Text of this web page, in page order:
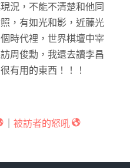
況，不能不清楚和他同
，有如光和影，近藤光
時代裡，世界棋壇中宰
周俊勳，我還去讀李昌
有用的東西！！！
｜被訪者的怒吼